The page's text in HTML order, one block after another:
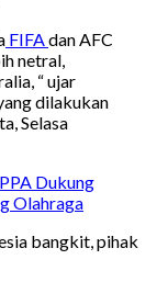
FIFAdan AFC
netral,
“ ujar
dilakukan
Selasa
Dukung
Olahraga
bangkit, pihak